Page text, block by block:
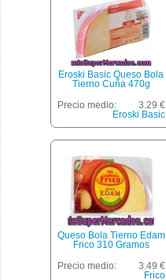
Eroski Basic Queso Bola
Tierno Cuña 470g
Precio medio:
3.29 €
Eroski Basic
Queso Bola Tierno Edam
Frico 310 Gramos
Precio medio:
3.49 €
Frico